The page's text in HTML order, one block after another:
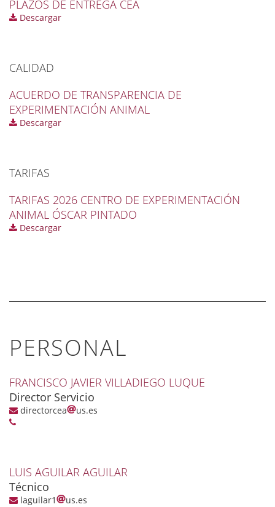
PLAZOS DE ENTREGA CEA
Descargar
CALIDAD
ACUERDO DE TRANSPARENCIA DE
EXPERIMENTACIÓN ANIMAL
Descargar
TARIFAS
TARIFAS 2026 CENTRO DE EXPERIMENTACIÓN
ANIMAL ÓSCAR PINTADO
Descargar
PERSONAL
FRANCISCO JAVIER VILLADIEGO LUQUE
Director Servicio
directorcea us.es
LUIS AGUILAR AGUILAR
Técnico
laguilar1 us.es